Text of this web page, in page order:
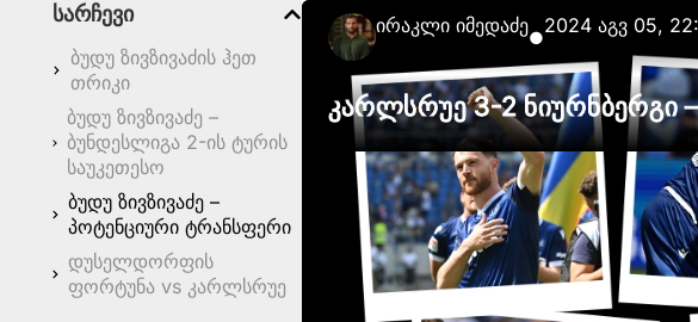
სარჩევი
ბუდუ ზივზივაძის ჰეთ
თრიკი
ბუდუ ზივზივაძე –
ბუნდესლიგა 2-ის ტურის
საუკეთესო
ბუდუ ზივზივაძე –
პოტენციური ტრანსფერი
დუსელდორფის
ფორტუნა vs კარლსრუე
Ირაკლი Იმედაძე●2024 აგვ 05,
კარლსრუე 3-2 ნიურნბერგი